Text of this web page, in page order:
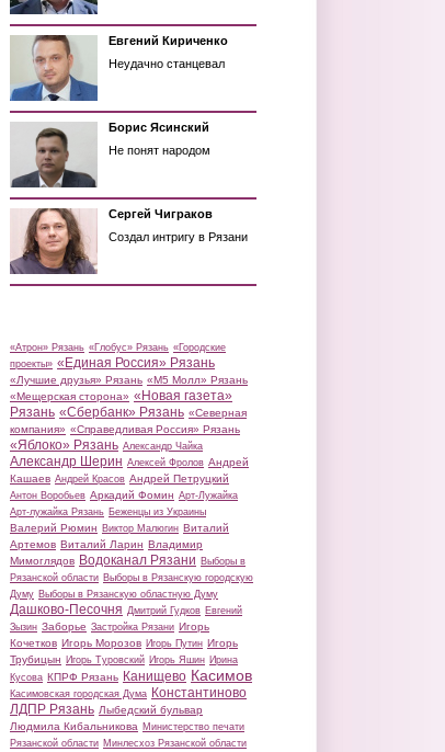
Евгений Кириченко
Неудачно станцевал
Борис Ясинский
Не понят народом
Сергей Чиграков
Создал интригу в Рязани
«Атрон» Рязань «Глобус» Рязань «Городские
проекты» «Единая Россия» Рязань
«Лучшие друзья» Рязань «М5 Молл» Рязань
«Мещерская сторона» «Новая газета»
Рязань «Сбербанк» Рязань «Северная
компания» «Справедливая Россия» Рязань
«Яблоко» Рязань Александр Чайка
Александр Шерин Алексей Фролов Андрей
Кашаев Андрей Красов Андрей Петруцкий
Антон Воробьев Аркадий Фомин Арт-Лужайка
Арт-лужайка Рязань Беженцы из Украины
Валерий Рюмин Виктор Малюгин Виталий
Артемов Виталий Ларин Владимир
Мимоглядов Водоканал Рязани Выборы в
Рязанской области Выборы в Рязанскую городскую
Думу Выборы в Рязанскую областную Думу
Дашково-Песочня Дмитрий Гудков Евгений
Зызин Заборье Застройка Рязани Игорь
Кочетков Игорь Морозов Игорь Путин Игорь
Трубицын Игорь Туровский Игорь Яшин Ирина
Кусова КПРФ Рязань Канищево Касимов
Касимовская городская Дума Константиново
ЛДПР Рязань Лыбедский бульвар
Людмила Кибальникова Министерство печати
Рязанской области Минлесхоз Рязанской области